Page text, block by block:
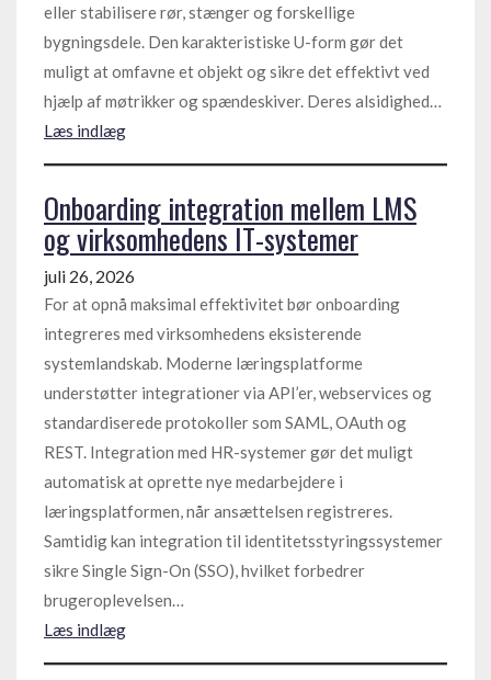
eller stabilisere rør, stænger og forskellige
bygningsdele. Den karakteristiske U-form gør det
muligt at omfavne et objekt og sikre det effektivt ved
hjælp af møtrikker og spændeskiver. Deres alsidighed…
Læs indlæg
Onboarding integration mellem LMS
og virksomhedens IT-systemer
juli 26, 2026
For at opnå maksimal effektivitet bør onboarding
integreres med virksomhedens eksisterende
systemlandskab. Moderne læringsplatforme
understøtter integrationer via API’er, webservices og
standardiserede protokoller som SAML, OAuth og
REST. Integration med HR-systemer gør det muligt
automatisk at oprette nye medarbejdere i
læringsplatformen, når ansættelsen registreres.
Samtidig kan integration til identitetsstyringssystemer
sikre Single Sign-On (SSO), hvilket forbedrer
brugeroplevelsen…
Læs indlæg